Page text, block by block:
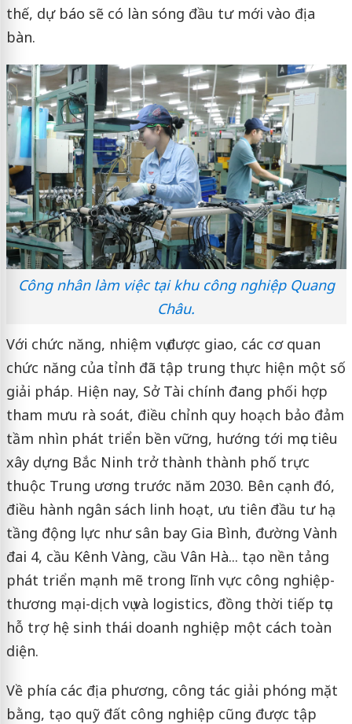
thế, dự báo sẽ có làn sóng đầu tư mới vào địa
bàn.
Công nhân làm việc tại khu công nghiệp Quang
Châu.
Với chức năng, nhiệm vụ được giao, các cơ quan
chức năng của tỉnh đã tập trung thực hiện một số
giải pháp. Hiện nay, Sở Tài chính đang phối hợp
tham mưu rà soát, điều chỉnh quy hoạch bảo đảm
tầm nhìn phát triển bền vững, hướng tới mục tiêu
xây dựng Bắc Ninh trở thành thành phố trực
thuộc Trung ương trước năm 2030. Bên cạnh đó,
điều hành ngân sách linh hoạt, ưu tiên đầu tư hạ
tầng động lực như sân bay Gia Bình, đường Vành
đai 4, cầu Kênh Vàng, cầu Vân Hà... tạo nền tảng
phát triển mạnh mẽ trong lĩnh vực công nghiệp-
thương mại-dịch vụ và logistics, đồng thời tiếp tục
hỗ trợ hệ sinh thái doanh nghiệp một cách toàn
diện.
Về phía các địa phương, công tác giải phóng mặt
bằng, tạo quỹ đất công nghiệp cũng được tập